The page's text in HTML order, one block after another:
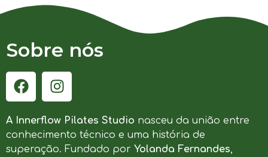
Sobre nós
A Innerflow Pilates Studio nasceu da união entre
conhecimento técnico e uma história de
superação. Fundado por Yolanda Fernandes,